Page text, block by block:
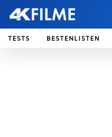
TESTS BESTENLISTEN